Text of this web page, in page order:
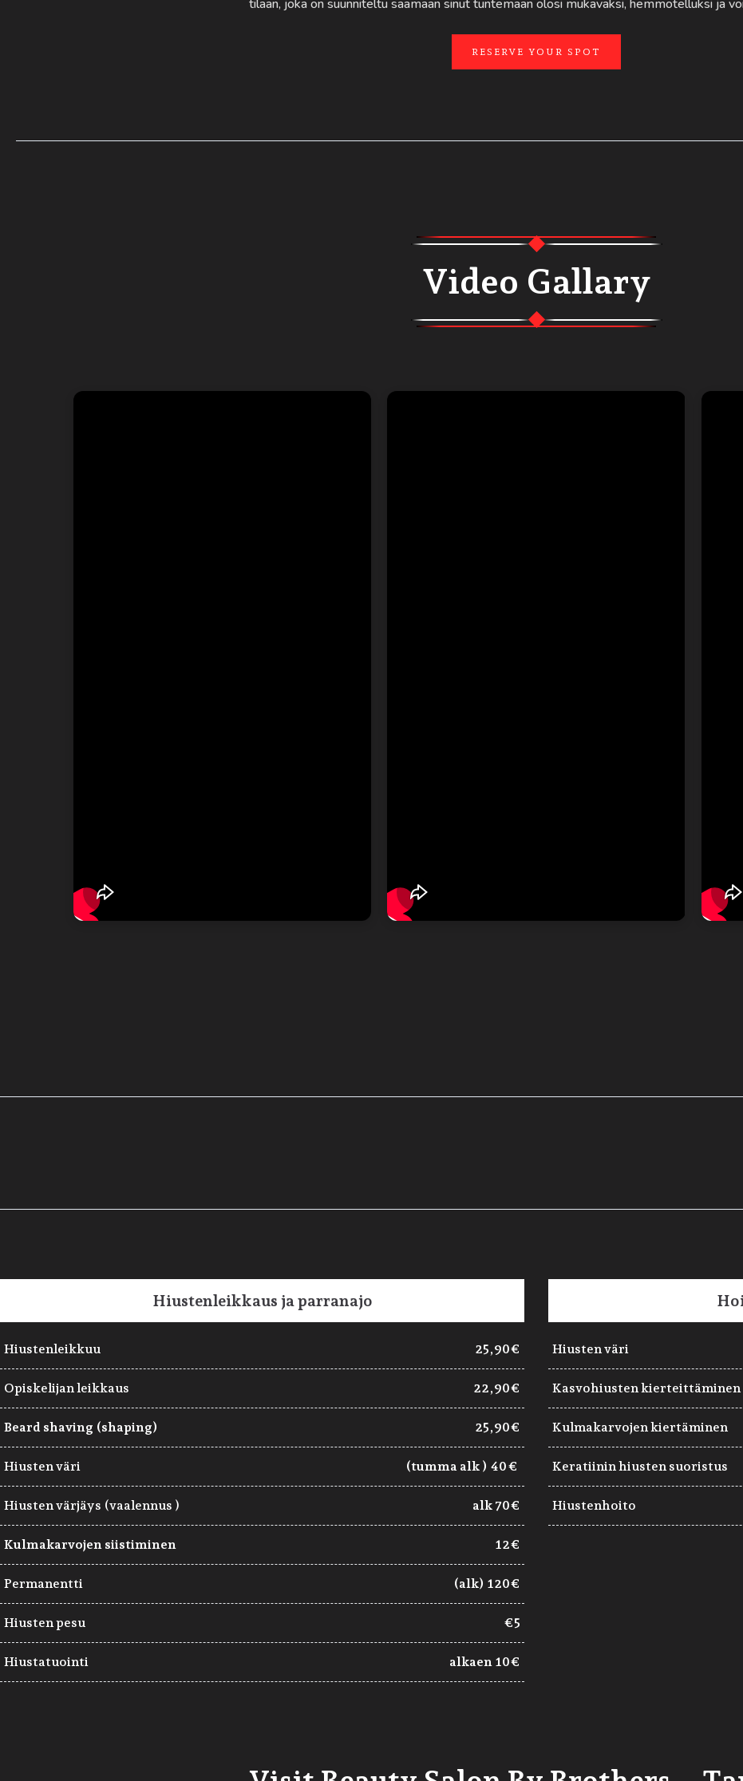
tilaan, joka on suunniteltu saamaan sinut tuntemaan olosi mukavaksi, hemmotelluksi ja
RESERVE YOUR SPOT
Video Gallary
Hiustenleikkaus ja parranajo
Hiustenleikkuu 25,90€
Opiskelijan leikkaus 22,90€
Beard shaving (shaping) 25,90€
Hiusten väri (tumma alk ) 40 €
Hiusten värjäys (vaalennus ) alk 70€
Kulmakarvojen siistiminen 12€
Permanentti (alk) 120€
Hiusten pesu €5
Hiustatuointi alkaen 10€
Hiusten väri
Kasvohiusten kierteittäminen
Kulmakarvojen kiertäminen
Keratiinin hiusten suoristus
Hiustenhoito